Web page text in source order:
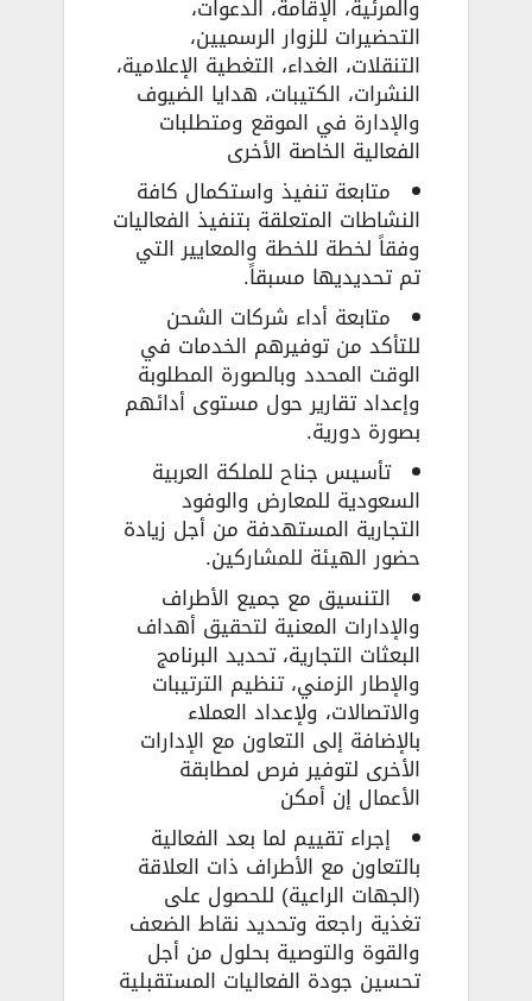
والمرئية، الإقامة، الدعوات،
التحضيرات للزوار الرسميين،
التنقلات، الغداء، التغطية الإعلامية،
النشرات، الكتيبات، هدايا الضيوف
والإدارة في الموقع ومتطلبات
الفعالية الخاصة الأخرى
متابعة تنفيذ واستكمال كافة
النشاطات المتعلقة بتنفيذ الفعاليات
وفقاً لخطة للخطة والمعايير التي
تم تحديديها مسبقاً.
متابعة أداء شركات الشحن
للتأكد من توفيرهم الخدمات في
الوقت المحدد وبالصورة المطلوبة
وإعداد تقارير حول مستوى أدائهم
بصورة دورية.
تأسيس جناح للملكة العربية
السعودية للمعارض والوفود
التجارية المستهدفة من أجل زيادة
حضور الهيئة للمشاركين.
التنسيق مع جميع الأطراف
والإدارات المعنية لتحقيق أهداف
البعثات التجارية، تحديد البرنامج
والإطار الزمني، تنظيم الترتيبات
والاتصالات، ولإعداد العملاء
بالإضافة إلى التعاون مع الإدارات
الأخرى لتوفير فرص لمطابقة
الأعمال إن أمكن
إجراء تقييم لما بعد الفعالية
بالتعاون مع الأطراف ذات العلاقة
(الجهات الراعية) للحصول على
تغذية راجعة وتحديد نقاط الضعف
والقوة والتوصية بحلول من أجل
تحسين جودة الفعاليات المستقبلية